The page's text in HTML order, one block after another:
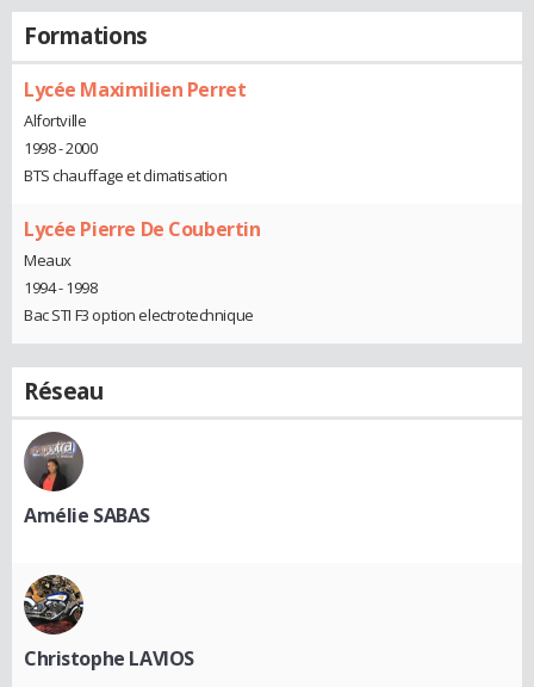
Formations
Lycée Maximilien Perret
Alfortville
1998 - 2000
BTS chauffage et climatisation
Lycée Pierre De Coubertin
Meaux
1994 - 1998
Bac STI F3 option electrotechnique
Réseau
Amélie SABAS
Christophe LAVIOS